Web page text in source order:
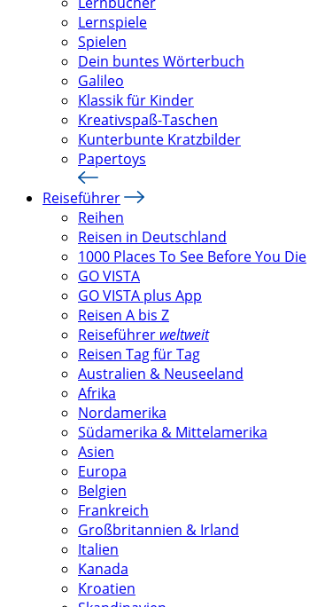
Lernspiele
Spielen
Dein buntes Wörterbuch
Galileo
Klassik für Kinder
Kreativspaß-Taschen
Kunterbunte Kratzbilder
Papertoys
Reiseführer
Reihen
Reisen in Deutschland
1000 Places To See Before You Die
GO VISTA
GO VISTA plus App
Reisen A bis Z
Reiseführer weltweit
Reisen Tag für Tag
Australien & Neuseeland
Afrika
Nordamerika
Südamerika & Mittelamerika
Asien
Europa
Belgien
Frankreich
Großbritannien & Irland
Italien
Kanada
Kroatien